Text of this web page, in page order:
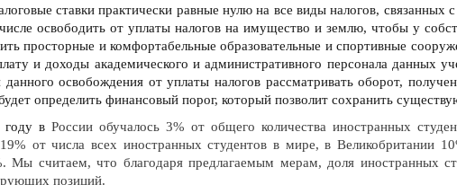
ставки практически равные нулю на все виды налогов, связанных
освободить от уплаты налогов на имущество и землю, чтобы у
просторные и комфортабельные образовательные и спортивные
и доходы академического и административного персонала данных
данного освобождения от уплаты налогов рассматривать оборот,
определить финансовый порог, который позволит сохранить
в России обучалось 3% от общего количества иностранных
19% от числа всех иностранных студентов в мире, в Великобритании
Мы считаем, что благодаря предлагаемым мерам, доля иностранных
позиций.